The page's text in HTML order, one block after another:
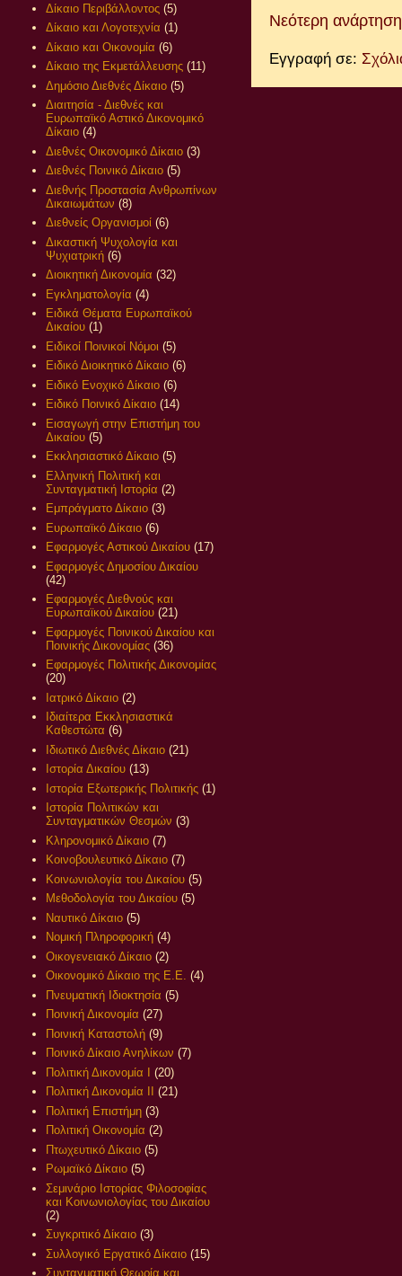
Νεότερη ανάρτηση
Εγγραφή σε:
Δίκαιο Περιβάλλοντος (5)
Δίκαιο και Λογοτεχνία (1)
Δίκαιο και Οικονομία (6)
Δίκαιο της Εκμετάλλευσης (11)
Δημόσιο Διεθνές Δίκαιο (5)
Διαιτησία - Διεθνές και
Ευρωπαϊκό Αστικό Δικονομικό
Δίκαιο (4)
Διεθνές Οικονομικό Δίκαιο (3)
Διεθνές Ποινικό Δίκαιο (5)
Διεθνής Προστασία Ανθρωπίνων
Δικαιωμάτων (8)
Διεθνείς Οργανισμοί (6)
Δικαστική Ψυχολογία και
Ψυχιατρική (6)
Διοικητική Δικονομία (32)
Εγκληματολογία (4)
Ειδικά Θέματα Ευρωπαϊκού
Δικαίου (1)
Ειδικοί Ποινικοί Νόμοι (5)
Ειδικό Διοικητικό Δίκαιο (6)
Ειδικό Ενοχικό Δίκαιο (6)
Ειδικό Ποινικό Δίκαιο (14)
Εισαγωγή στην Επιστήμη του
Δικαίου (5)
Εκκλησιαστικό Δίκαιο (5)
Ελληνική Πολιτική και
Συνταγματική Ιστορία (2)
Εμπράγματο Δίκαιο (3)
Ευρωπαϊκό Δίκαιο (6)
Εφαρμογές Αστικού Δικαίου (17)
Εφαρμογές Δημοσίου Δικαίου
(42)
Εφαρμογές Διεθνούς και
Ευρωπαϊκού Δικαίου (21)
Εφαρμογές Ποινικού Δικαίου και
Ποινικής Δικονομίας (36)
Εφαρμογές Πολιτικής Δικονομίας
(20)
Ιατρικό Δίκαιο (2)
Ιδιαίτερα Εκκλησιαστικά
Καθεστώτα (6)
Ιδιωτικό Διεθνές Δίκαιο (21)
Ιστορία Δικαίου (13)
Ιστορία Εξωτερικής Πολιτικής (1)
Ιστορία Πολιτικών και
Συνταγματικών Θεσμών (3)
Κληρονομικό Δίκαιο (7)
Κοινοβουλευτικό Δίκαιο (7)
Κοινωνιολογία του Δικαίου (5)
Μεθοδολογία του Δικαίου (5)
Ναυτικό Δίκαιο (5)
Νομική Πληροφορική (4)
Οικογενειακό Δίκαιο (2)
Οικονομικό Δίκαιο της Ε.Ε. (4)
Πνευματική Ιδιοκτησία (5)
Ποινική Δικονομία (27)
Ποινική Καταστολή (9)
Ποινικό Δίκαιο Ανηλίκων (7)
Πολιτική Δικονομία Ι
(20)
Πολιτική Δικονομία ΙΙ
(21)
Πολιτική Επιστήμη (3)
Πολιτική Οικονομία (2)
Πτωχευτικό Δίκαιο (5)
Ρωμαϊκό Δίκαιο (5)
Σεμινάριο Ιστορίας Φιλοσοφίας
και Κοινωνιολογίας του Δικαίου
(2)
Συγκριτικό Δίκαιο (3)
Συλλογικό Εργατικό Δίκαιο (15)
Συνταγματική Θεωρία και